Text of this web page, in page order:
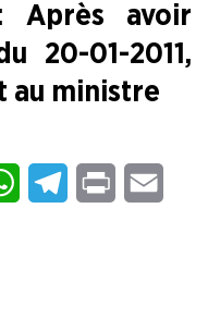
Après avoir
20-01-2011,
au ministre
WhatsAppTelegram
Print